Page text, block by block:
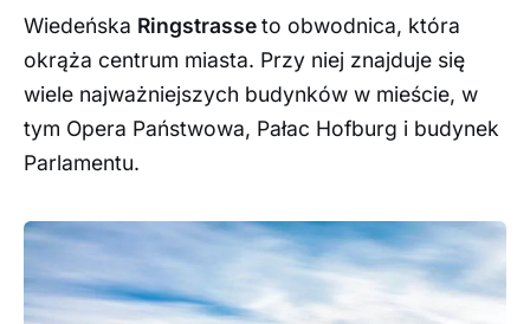
Wiedeńska Ringstrasseto obwodnica, która
okrąża centrum miasta. Przy niej znajduje się
wiele najważniejszych budynków w mieście, w
tym Opera Państwowa, Pałac Hofburg i budynek
Parlamentu.